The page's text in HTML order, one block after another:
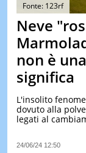
Fonte: 123rf
Neve
non è
significa
L'insolito
dovuto alla
legati al
24/06/24 12:50